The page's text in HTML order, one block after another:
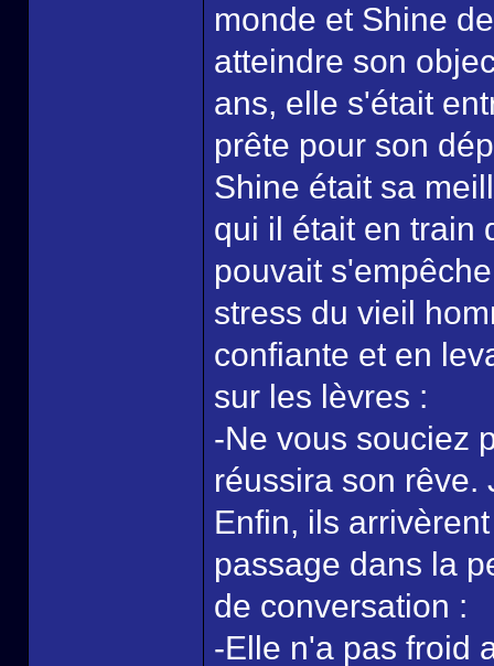
monde et Shine
atteindre son
ans, elle s'était
prête pour son
Shine était sa
qui il était en train
pouvait
stress du vieil
confiante et en
sur les lèvres :
-Ne vous souciez
réussira son rêve.
Enfin, ils
passage dans la
de conversation :
-Elle n'a pas froid